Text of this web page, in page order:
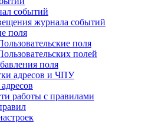
событий
журнала событий
поля
поля
полей
поля
адресов и ЧПУ
работы с правилами